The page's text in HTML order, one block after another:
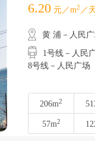
6.20 元／m2 ／
黄 浦－人民
1号线－人民广
8号线－人民广场
206m2
57m2